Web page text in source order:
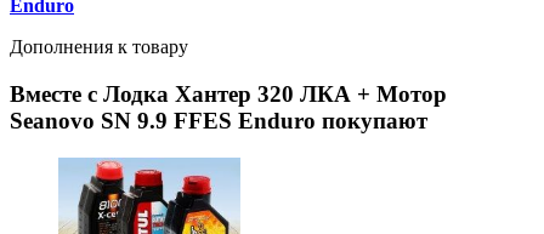
Enduro
Дополнения к товару
Вместе с Лодка Хантер 320 ЛКА + Мотор
Seanovo SN 9.9 FFES Enduro покупают